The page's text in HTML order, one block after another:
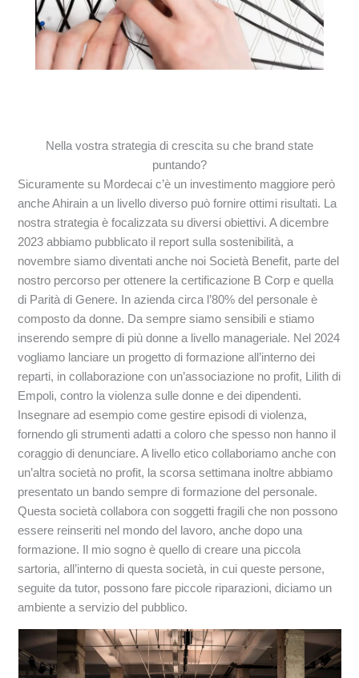
Nella vostra strategia di crescita su che brand state
puntando?
Sicuramente su Mordecai c’è un investimento maggiore però
anche Ahirain a un livello diverso può fornire ottimi risultati. La
nostra strategia è focalizzata su diversi obiettivi. A dicembre
2023 abbiamo pubblicato il report sulla sostenibilità, a
novembre siamo diventati anche noi Società Benefit, parte del
nostro percorso per ottenere la certificazione B Corp e quella
di Parità di Genere. In azienda circa l’80% del personale è
composto da donne. Da sempre siamo sensibili e stiamo
inserendo sempre di più donne a livello manageriale. Nel 2024
vogliamo lanciare un progetto di formazione all’interno dei
reparti, in collaborazione con un’associazione no profit, Lilith di
Empoli, contro la violenza sulle donne e dei dipendenti.
Insegnare ad esempio come gestire episodi di violenza,
fornendo gli strumenti adatti a coloro che spesso non hanno il
coraggio di denunciare. A livello etico collaboriamo anche con
un’altra società no profit, la scorsa settimana inoltre abbiamo
presentato un bando sempre di formazione del personale.
Questa società collabora con soggetti fragili che non possono
essere reinseriti nel mondo del lavoro, anche dopo una
formazione. Il mio sogno è quello di creare una piccola
sartoria, all’interno di questa società, in cui queste persone,
seguite da tutor, possono fare piccole riparazioni, diciamo un
ambiente a servizio del pubblico.